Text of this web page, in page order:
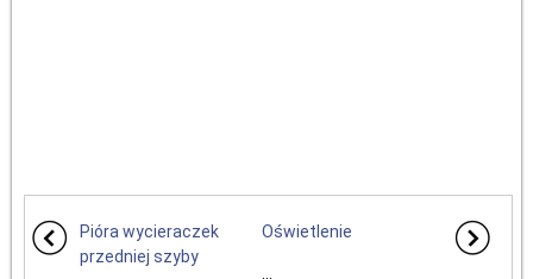
Pióra wycieraczek
przedniej szyby
Oświetlenie